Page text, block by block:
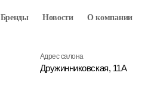
Бренды Новости О компании
Адрес салона
Дружинниковская, 11А